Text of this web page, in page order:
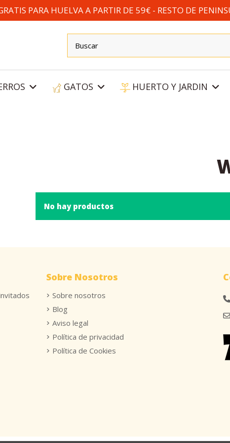
PARA HUELVA A PARTIR DE 59€ - RESTO DE
GATOS HUERTO Y JARDIN
No hay productos
Sobre Nosotros
Sobre nosotros
Blog
Aviso legal
Política de privacidad
Política de Cookies